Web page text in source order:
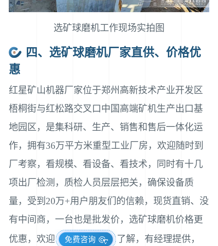
选矿球磨机工作现场实拍图
四、选矿球磨机厂家直供、价格优
惠
红星矿山机器厂家位于郑州高新技术产业开发区
梧桐街与红松路交叉口中国高端矿机生产出口基
地园区，是集科研、生产、销售和售后一体化运
作，拥有36万平方米重型工业厂房，欢迎随时到
厂考察，看规模、看设备、看技术，同时有十几
项出厂检测，质检人员层层把关，确保设备质
量，受到20万+用户朋友们的信赖，现货直销、没
有中间商，一台也是批发价，选矿球磨机价格更
优惠，欢迎
免费咨询
了解，有经理提供，